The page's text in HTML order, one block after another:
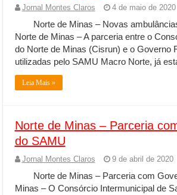
Jornal Montes Claros 4 de maio de 2020
Norte de Minas – Novas
Norte de Minas – A parceria entre o
do Norte de Minas (Cisrun) e o Governo
utilizadas pelo SAMU Macro Norte, já
Leia Mais »
Norte de Minas – Parceria
do SAMU
Jornal Montes Claros 9 de abril de 2020
Norte de Minas – Parceria com
Minas – O Consórcio Intermunicipal de